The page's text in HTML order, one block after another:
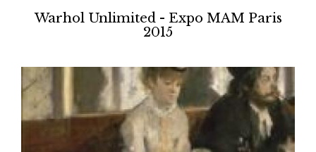
Warhol Unlimited - Expo MAM Paris
2015